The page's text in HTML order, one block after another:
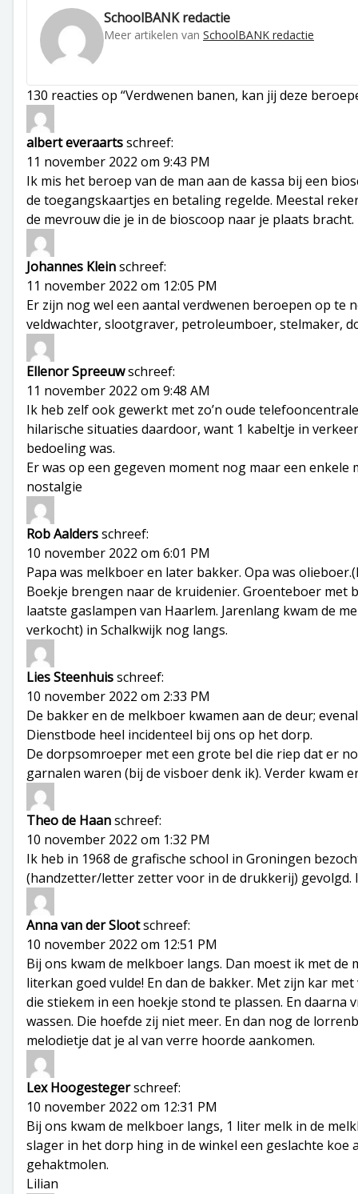
SchoolBANK redactie
Meer artikelen van SchoolBANK redactie
130 reacties op “Verdwenen banen, kan jij deze
albert everaartsschreef:
11 november 2022 om 9:43 PM
Ik mis het beroep van de man aan de kassa bij een
de toegangskaartjes en betaling regelde. Meestal
de mevrouw die je in de bioscoop naar je plaats bracht.
Johannes Kleinschreef:
11 november 2022 om 12:05 PM
Er zijn nog wel een aantal verdwenen beroepen op
veldwachter, slootgraver, petroleumboer, stelmaker,
Ellenor Spreeuwschreef:
11 november 2022 om 9:48 AM
Ik heb zelf ook gewerkt met zo’n oude
hilarische situaties daardoor, want 1 kabeltje in
bedoeling was.
Er was op een gegeven moment nog maar een
nostalgie
Rob Aaldersschreef:
10 november 2022 om 6:01 PM
Papa was melkboer en later bakker. Opa was
Boekje brengen naar de kruidenier. Groenteboer met
laatste gaslampen van Haarlem. Jarenlang kwam de
verkocht) in Schalkwijk nog langs.
Lies Steenhuisschreef:
10 november 2022 om 2:33 PM
De bakker en de melkboer kwamen aan de deur;
Dienstbode heel incidenteel bij ons op het dorp.
De dorpsomroeper met een grote bel die riep dat er
garnalen waren (bij de visboer denk ik). Verder kwam
Theo de Haanschreef:
10 november 2022 om 1:32 PM
Ik heb in 1968 de grafische school in Groningen
(handzetter/letter zetter voor in de drukkerij) gevolgd.
Anna van der Slootschreef:
10 november 2022 om 12:51 PM
Bij ons kwam de melkboer langs. Dan moest ik met
literkan goed vulde! En dan de bakker. Met zijn kar
die stiekem in een hoekje stond te plassen. En
wassen. Die hoefde zij niet meer. En dan nog de
melodietje dat je al van verre hoorde aankomen.
Lex Hoogestegerschreef:
10 november 2022 om 12:31 PM
Bij ons kwam de melkboer langs, 1 liter melk in de
slager in het dorp hing in de winkel een geslachte
gehaktmolen.
Lilian